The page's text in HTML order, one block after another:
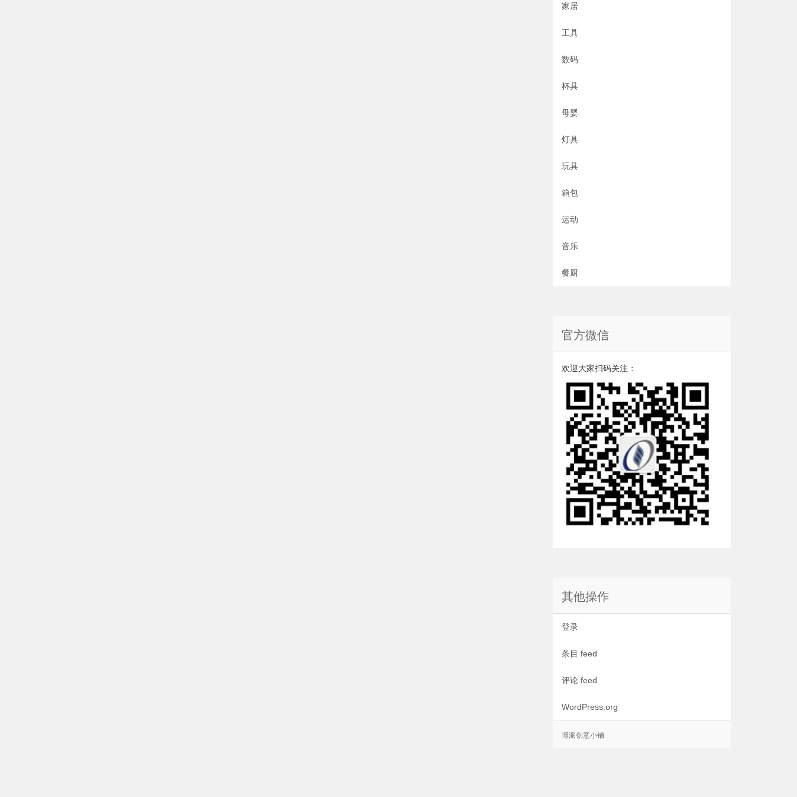
家居
工具
数码
杯具
母婴
灯具
玩具
箱包
运动
音乐
餐厨
官方微信
欢迎大家扫码关注：
其他操作
登录
条目 feed
评论 feed
WordPress.org